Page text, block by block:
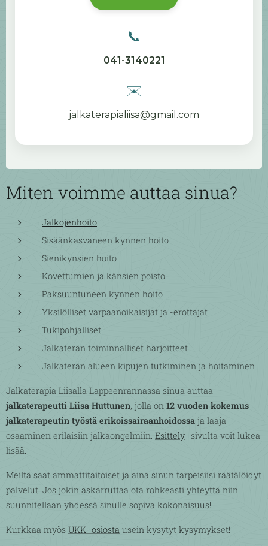
📞
041-3140221
✉️
jalkaterapialiisa@gmail.com
Miten voimme auttaa sinua?
Jalkojenhoito
Sisäänkasvaneen kynnen hoito
Sienikynsien hoito
Kovettumien ja känsien poisto
Paksuuntuneen kynnen hoito
Yksilölliset varpaanoikaisijat ja -erottajat
Tukipohjalliset
Jalkaterän toiminnalliset harjoitteet
Jalkaterän alueen kipujen tutkiminen ja hoitaminen
Jalkaterapia Liisalla Lappeenrannassa sinua auttaa
jalkaterapeutti Liisa Huttunen, jolla on 12 vuoden kokemus
jalkaterapeutin työstä erikoissairaanhoidossa ja laaja
osaaminen erilaisiin jalkaongelmiin. Esittely -sivulta voit lukea
lisää.
Meiltä saat ammattitaitoiset ja aina sinun tarpeisiisi räätälöidyt
palvelut. Jos jokin askarruttaa ota rohkeasti yhteyttä niin
suunnitellaan yhdessä sinulle sopiva kokonaisuus!
Kurkkaa myös UKK- osiosta usein kysytyt kysymykset!